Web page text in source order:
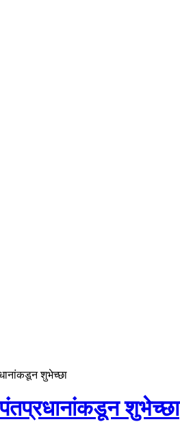
शुभेच्छा
पंतप्रधानांकडून शुभेच्छा